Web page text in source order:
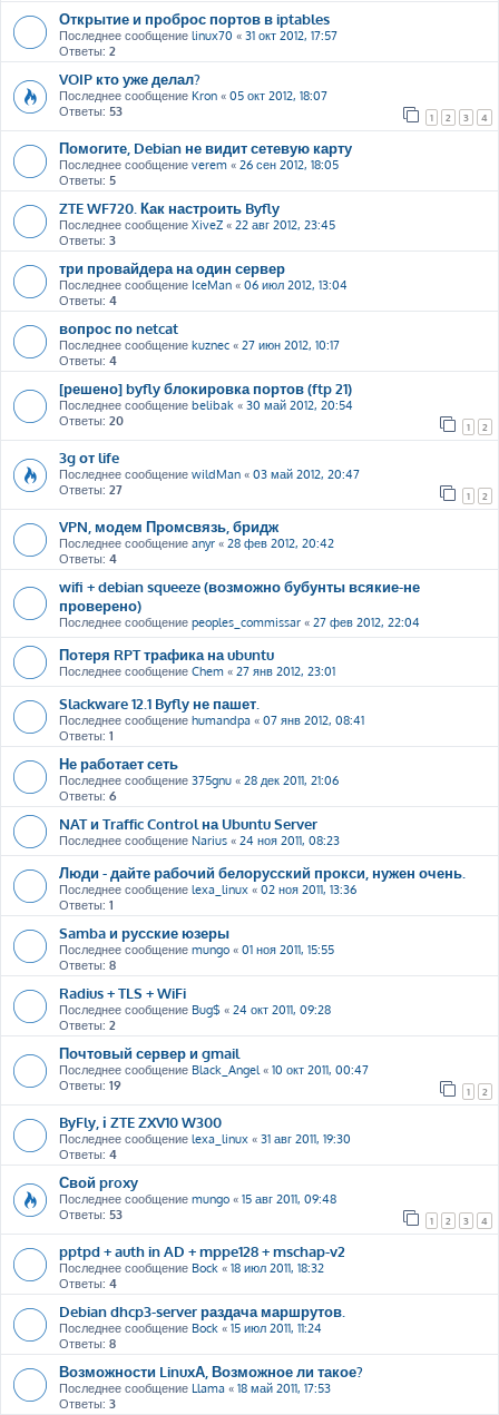
Открытие и проброс портов в iptables
Последнее сообщение linux70 « 31 окт 2012, 17:57
Ответы: 2
VOIP кто уже делал?
Последнее сообщение Kron « 05 окт 2012, 18:07
Ответы: 53 1 2 3 4
Помогите, Debian не видит сетевую карту
Последнее сообщение verem « 26 сен 2012, 18:05
Ответы: 5
ZTE WF720. Как настроить Byfly
Последнее сообщение XiveZ « 22 авг 2012, 23:45
Ответы: 3
три провайдера на один сервер
Последнее сообщение IceMan « 06 июл 2012, 13:04
Ответы: 4
вопрос по netcat
Последнее сообщение kuznec « 27 июн 2012, 10:17
Ответы: 4
[решено] byfly блокировка портов (ftp 21)
Последнее сообщение belibak « 30 май 2012, 20:54
Ответы: 20 1 2
3g от life
Последнее сообщение wildMan « 03 май 2012, 20:47
Ответы: 27 1 2
VPN, модем Промсвязь, бридж
Последнее сообщение anyr « 28 фев 2012, 20:42
Ответы: 4
wifi + debian squeeze (возможно бубунты всякие-не
проверено)
Последнее сообщение peoples_commissar « 27 фев 2012, 22:04
Потеря RPT трафика на ubuntu
Последнее сообщение Chem « 27 янв 2012, 23:01
Slackware 12.1 Byfly не пашет.
Последнее сообщение humandpa « 07 янв 2012, 08:41
Ответы: 1
Не работает сеть
Последнее сообщение 375gnu « 28 дек 2011, 21:06
Ответы: 6
NAT и Traffic Control на Ubuntu Server
Последнее сообщение Narius « 24 ноя 2011, 08:23
Люди - дайте рабочий белорусский прокси, нужен очень.
Последнее сообщение lexa_linux « 02 ноя 2011, 13:36
Ответы: 1
Samba и русские юзеры
Последнее сообщение mungo « 01 ноя 2011, 15:55
Ответы: 8
Radius + TLS + WiFi
Последнее сообщение Bug$ « 24 окт 2011, 09:28
Ответы: 2
Почтовый сервер и gmail
Последнее сообщение Black_Angel« 10 окт 2011, 00:47
Ответы: 19 1 2
ByFly, і ZTE ZXV10 W300
Последнее сообщение lexa_linux « 31 авг 2011, 19:30
Ответы: 4
Свой proxy
Последнее сообщение mungo « 15 авг 2011, 09:48
Ответы: 53 1 2 3 4
pptpd + auth in AD + mppe128 + mschap-v2
Последнее сообщение Bock « 18 июл 2011, 18:32
Ответы: 4
Debian dhcp3-server раздача маршрутов.
Последнее сообщение Bock « 15 июл 2011, 11:24
Ответы: 8
Возможности LinuxА, Возможное ли такое?
Последнее сообщение Llama « 18 май 2011, 17:53
Ответы: 3